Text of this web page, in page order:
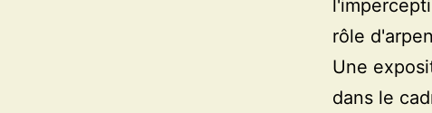
rôle
Une
dans le